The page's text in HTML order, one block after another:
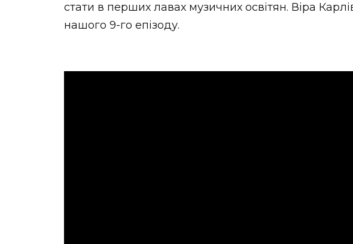
стати в перших лавах музичних освітян. Віра
нашого 9-го епізоду.